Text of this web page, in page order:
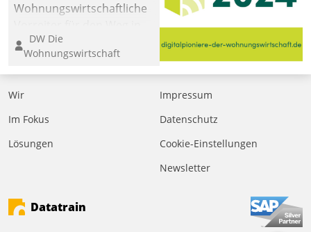
Wohnungswirtschaftliche
eine digitale Zukunft zu
finden, ist das Ziel des
Awards „Digitalpioniere
der
Bewerben können sich
dafür ein Team
DW Die
Wohnungswirtschaft
Wir
Im Fokus
Lösungen
Impressum
Datenschutz
Cookie-Einstellungen
Newsletter
Datatrain